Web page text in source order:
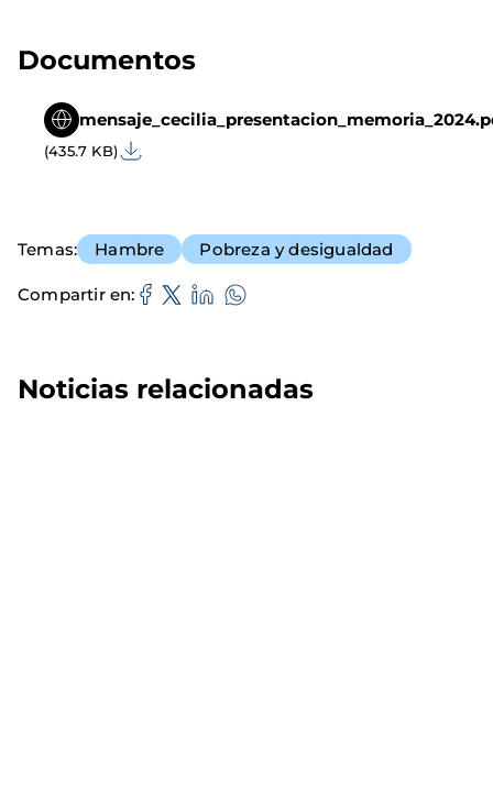
Documentos
(435.7 KB)
Temas Hambre Pobreza y desigualdad
Compartir en
Noticias relacionadas